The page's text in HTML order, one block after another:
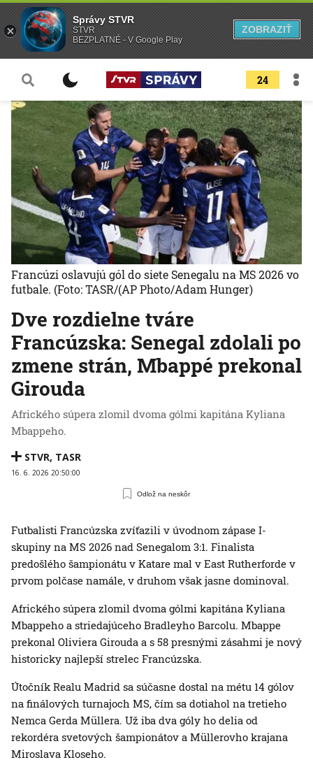
24
Dve rozdielne tváre
Francúzska: Senegal zdolali po
zmene strán, Mbappé prekonal
Girouda
Afrického súpera zlomil dvoma gólmi kapitána Kyliana
Mbappeho.
STVR, TASR
16. 6. 2026 20:50:00
Odlož na neskôr
Francúzi oslavujú gól do siete Senegalu na MS 2026 vo
futbale. (Foto: TASR/(AP Photo/Adam Hunger)
Futbalisti Francúzska zvíťazili v úvodnom zápase I-
skupiny na MS 2026 nad Senegalom 3:1. Finalista
predošlého šampionátu v Katare mal v East Rutherforde v
prvom polčase namále, v druhom však jasne dominoval.
Afrického súpera zlomil dvoma gólmi kapitána Kyliana
Mbappeho a striedajúceho Bradleyho Barcolu. Mbappe
prekonal Oliviera Girouda a s 58 presnými zásahmi je nový
historicky najlepší strelec Francúzska.
Útočník Realu Madrid sa súčasne dostal na métu 14 gólov
na finálových turnajoch MS, čím sa dotiahol na tretieho
Nemca Gerda Müllera. Už iba dva góly ho delia od
rekordéra svetových šampionátov a Müllerovho krajana
Miroslava Kloseho.
Správy STVR
STVR
BEZPLATNÉ - V Google Play
ZOBRAZIŤ